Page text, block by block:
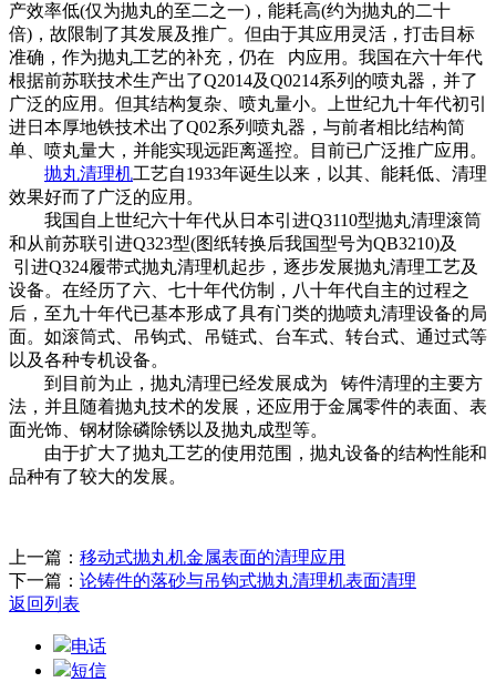
产效率低(仅为抛丸的至二之一)，能耗高(约为抛丸的二十
倍)，故限制了其发展及推广。但由于其应用灵活，打击目标
准确，作为抛丸工艺的补充，仍在 内应用。我国在六十年代
根据前苏联技术生产出了Q2014及Q0214系列的喷丸器，并了
广泛的应用。但其结构复杂、喷丸量小。上世纪九十年代初引
进日本厚地铁技术出了Q02系列喷丸器，与前者相比结构简
单、喷丸量大，并能实现远距离遥控。目前已广泛推广应用。
抛丸清理机工艺自1933年诞生以来，以其、能耗低、清理
效果好而了广泛的应用。
我国自上世纪六十年代从日本引进Q3110型抛丸清理滚筒
和从前苏联引进Q323型(图纸转换后我国型号为QB3210)及
引进Q324履带式抛丸清理机起步，逐步发展抛丸清理工艺及
设备。在经历了六、七十年代仿制，八十年代自主的过程之
后，至九十年代已基本形成了具有门类的抛喷丸清理设备的局
面。如滚筒式、吊钩式、吊链式、台车式、转台式、通过式等
以及各种专机设备。
到目前为止，抛丸清理已经发展成为 铸件清理的主要方
法，并且随着抛丸技术的发展，还应用于金属零件的表面、表
面光饰、钢材除磷除锈以及抛丸成型等。
由于扩大了抛丸工艺的使用范围，抛丸设备的结构性能和
品种有了较大的发展。
上一篇： 移动式抛丸机金属表面的清理应用
下一篇： 论铸件的落砂与吊钩式抛丸清理机表面清理
返回列表
电话
短信